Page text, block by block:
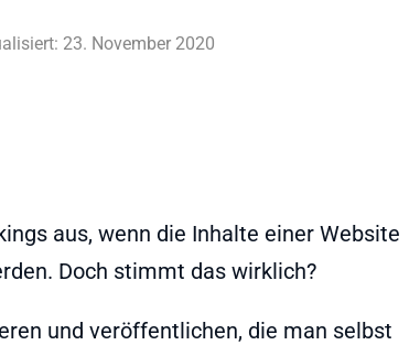
23. November 2020
aus, wenn die Inhalte einer Website
Doch stimmt das wirklich?
und veröffentlichen, die man selbst